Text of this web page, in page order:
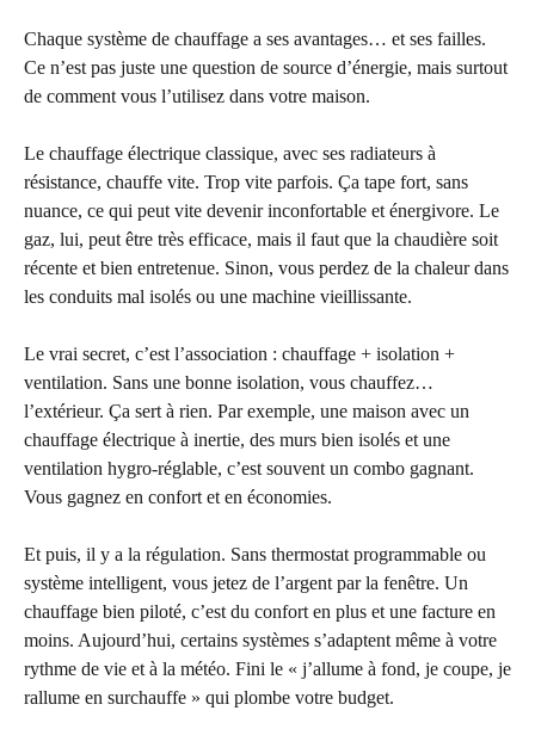
Chaque système de chauffage a ses avantages… et ses failles.
Ce n’est pas juste une question de source d’énergie, mais surtout
de comment vous l’utilisez dans votre maison.
Le chauffage électrique classique, avec ses radiateurs à
résistance, chauffe vite. Trop vite parfois. Ça tape fort, sans
nuance, ce qui peut vite devenir inconfortable et énergivore. Le
gaz, lui, peut être très efficace, mais il faut que la chaudière soit
récente et bien entretenue. Sinon, vous perdez de la chaleur dans
les conduits mal isolés ou une machine vieillissante.
Le vrai secret, c’est l’association : chauffage + isolation +
ventilation. Sans une bonne isolation, vous chauffez…
l’extérieur. Ça sert à rien. Par exemple, une maison avec un
chauffage électrique à inertie, des murs bien isolés et une
ventilation hygro-réglable, c’est souvent un combo gagnant.
Vous gagnez en confort et en économies.
Et puis, il y a la régulation. Sans thermostat programmable ou
système intelligent, vous jetez de l’argent par la fenêtre. Un
chauffage bien piloté, c’est du confort en plus et une facture en
moins. Aujourd’hui, certains systèmes s’adaptent même à votre
rythme de vie et à la météo. Fini le « j’allume à fond, je coupe, je
rallume en surchauffe » qui plombe votre budget.